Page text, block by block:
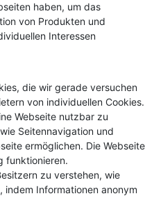
haben, um das
von Produkten und
Interessen
die wir gerade versuchen
von individuellen Cookies.
Webseite nutzbar zu
Seitennavigation und
ermöglichen. Die Webseite
funktionieren.
zu verstehen, wie
indem Informationen anonym